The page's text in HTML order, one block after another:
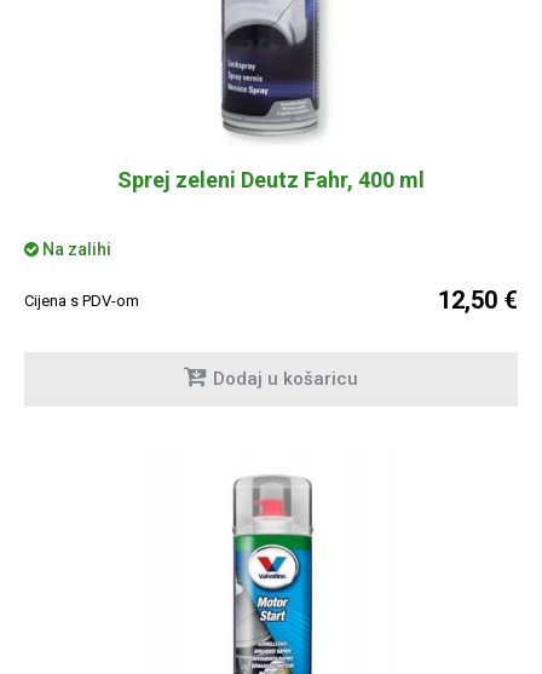
Sprej zeleni Deutz Fahr, 400 ml
Na zalihi
Cijena s PDV-om 12,50 €
Dodaj u košaricu